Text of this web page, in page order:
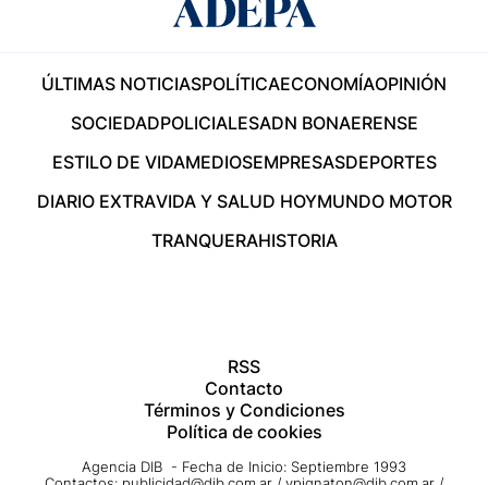
ÚLTIMAS NOTICIASPOLÍTICAECONOMÍAOPINIÓN
SOCIEDADPOLICIALESADN BONAERENSE
ESTILO DE VIDAMEDIOSEMPRESASDEPORTES
DIARIO EXTRAVIDA Y SALUD HOYMUNDO MOTOR
TRANQUERAHISTORIA
RSS
Contacto
Términos y Condiciones
Política de cookies
Agencia DIB - Fecha de Inicio: Septiembre 1993